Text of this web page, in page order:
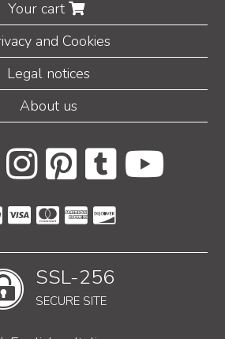
Your cart
and Cookies
Legal notices
About us
SSL-256
SECURE SITE